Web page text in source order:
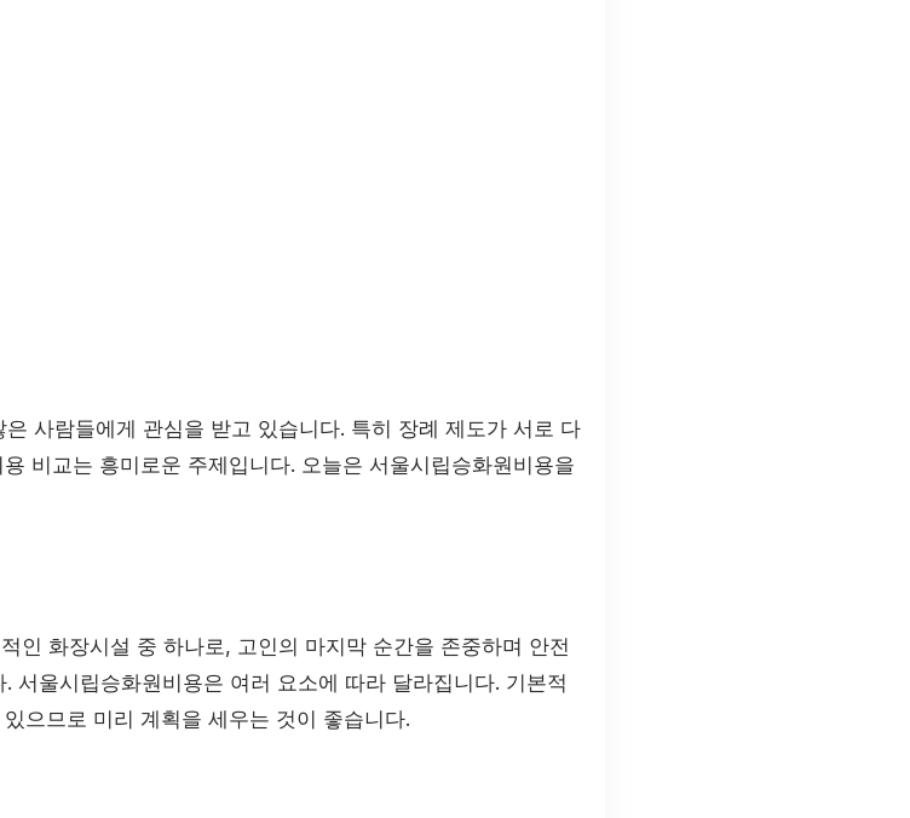
사람들에게 관심을 받고 있습니다. 특히 장례 제도가 서로 다
비교는 흥미로운 주제입니다. 오늘은 서울시립승화원비용을
인 화장시설 중 하나로, 고인의 마지막 순간을 존중하며 안전
서울시립승화원비용은 여러 요소에 따라 달라집니다. 기본적
으므로 미리 계획을 세우는 것이 좋습니다.